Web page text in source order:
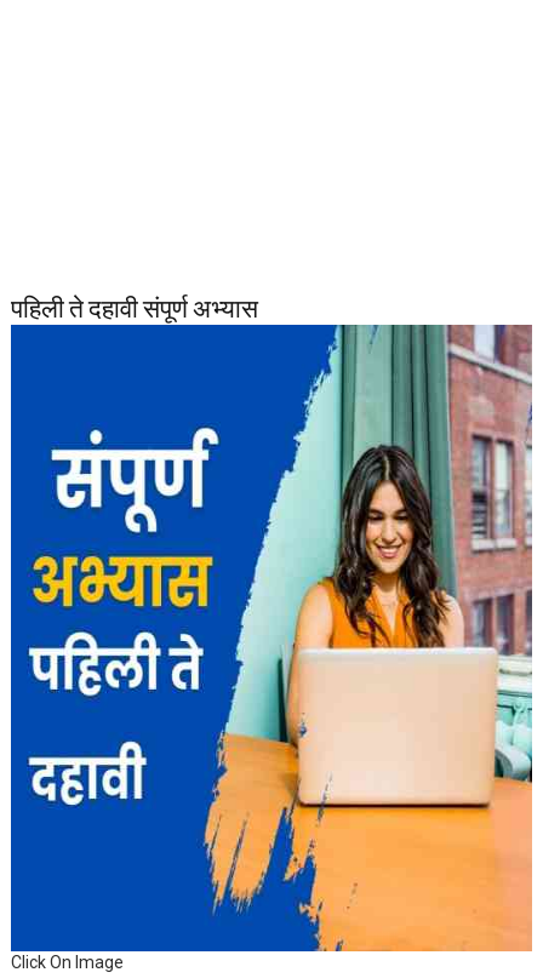
पहिली ते दहावी संपूर्ण अभ्यास
Click On Image